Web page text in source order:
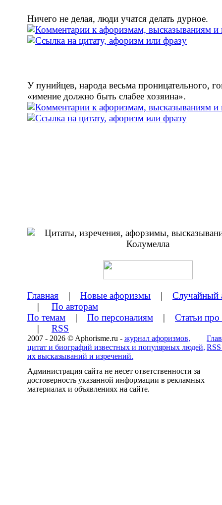
Ничего не делая, люди учатся делать дурное.
У пунийцев, народа весьма проницательного,
«имение должно быть слабее хозяина».
Главная | Новые афоризмы | Случайный
| По авторам
По темам | По персоналиям | Статьи
| RSS
2007 - 2026 © Aphorisme.ru - журнал афоризмов,
цитат и биографий известных и популярных людей,
их высказываний и изречений.
Администрация сайта не несет ответственности за
достоверность указанной информации в рекламных
материалах и объявлениях на сайте.